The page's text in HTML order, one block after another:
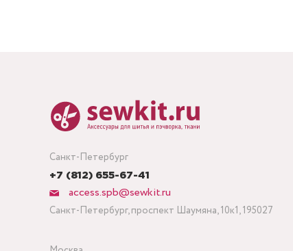
Санкт-Петербург
+7 (812) 655-67-41
access.spb@sewkit.ru
Санкт-Петербург, проспект Шаумяна, 10к1, 195027